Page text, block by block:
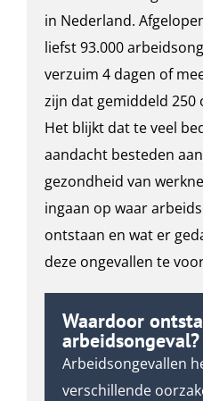
in Nederland.
liefst 93.000
verzuim 4 dagen of
zijn dat gemiddeld 250
Het blijkt dat te veel
aandacht besteden
gezondheid van
ingaan op waar
ontstaan en wat er
deze ongevallen te
Waardoor
arbeidsongeval?
Arbeidsongevallen
verschillende